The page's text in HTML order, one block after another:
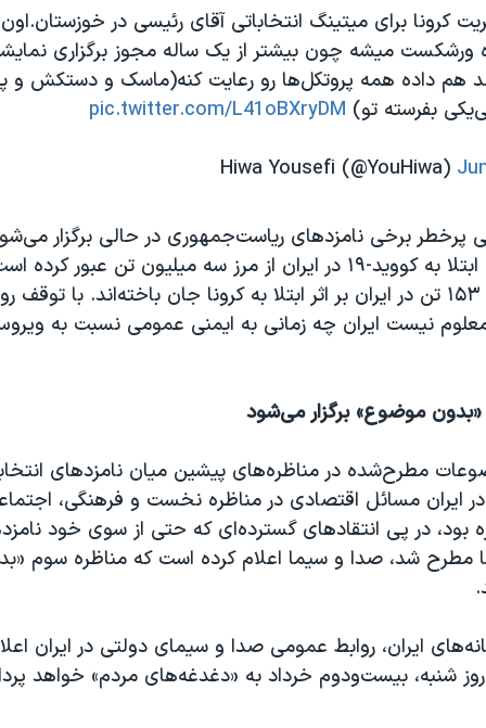
کرونا برای میتینگ انتخاباتی آقای رئیسی در خوزستان.
ورشکست میشه چون بیشتر از یک ساله مجوز برگزاری
هم داده همه پروتکل‌ها رو رعایت کنه(ماسک و دستکش و
بفرسته تو) pic.twitter.com/L41oBXryDM
پرخطر برخی نامزدهای ریاست‌جمهوری در حالی برگزار
ها، میزان ابتلا به کووید-۱۹ در ایران از مرز سه میلیون تن عبور
شبانه‌روز گذشته ۱۵۳ تن در ایران بر اثر ابتلا به کرونا جان باخته‌اند. با توقف
موضوع» برگزار می‌شود
مطرح‌شده در مناظره‌های پیشین میان نامزدهای
ایران مسائل اقتصادی در مناظره نخست و فرهنگی،
بود، در پی انتقادهای گسترده‌ای که حتی از سوی خود
شد، صدا و سیما اعلام کرده است که مناظره سوم
ایران، روابط عمومی صدا و سیمای دولتی در ایران
شنبه، بیست‌ودوم خرداد به «دغدغه‌های مردم» خواهد